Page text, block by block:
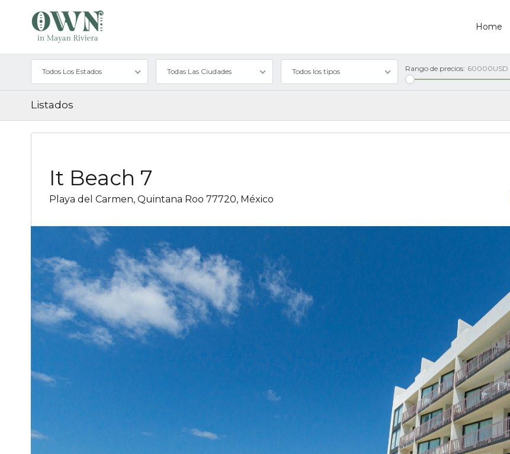
Home
Todos Los Estados Todas Las Ciudades Todos los tipos Rango de precios: 60000USD
Listados
It Beach 7
Playa del Carmen, Quintana Roo 77720, México